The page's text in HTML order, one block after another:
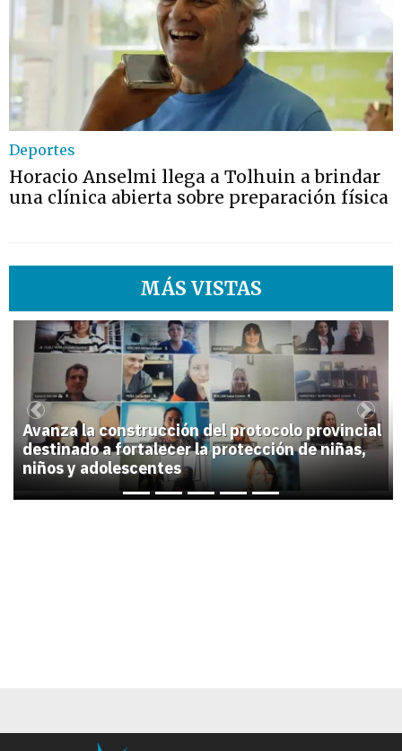
Deportes
Horacio Anselmi llega a Tolhuin a brindar
una clínica abierta sobre preparación física
MÁS VISTAS
1
Avanza la construcción del protocolo provincial
destinado a fortalecer la protección de niñas,
niños y adolescentes
Previous Next